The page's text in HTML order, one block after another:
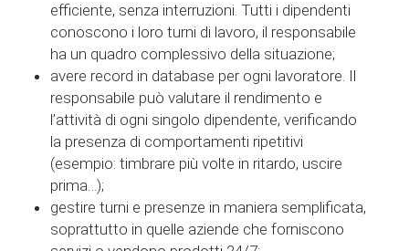
efficiente, senza interruzioni. Tutti i dipendenti
conoscono i loro turni di lavoro, il responsabile
ha un quadro complessivo della situazione;
avere record in database per ogni lavoratore. Il
responsabile può valutare il rendimento e
l’attività di ogni singolo dipendente, verificando
la presenza di comportamenti ripetitivi
(esempio: timbrare più volte in ritardo, uscire
prima…);
gestire turni e presenze in maniera semplificata,
soprattutto in quelle aziende che forniscono